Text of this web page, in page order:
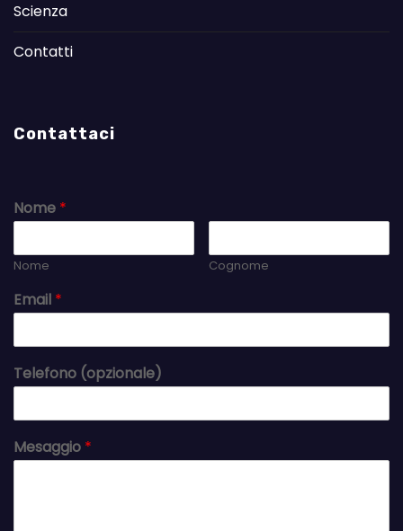
Scienza
Contatti
Contattaci
Nome *
Nome Cognome
Email *
Telefono (opzionale)
Mesaggio *